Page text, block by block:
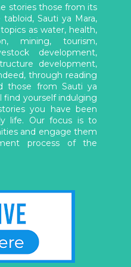
stories those from its
Sauti ya Mara,
as water, health,
mining, tourism,
development,
development,
through reading
those from Sauti ya
find yourself indulging
you have been
life. Our focus is to
and engage them
process of the